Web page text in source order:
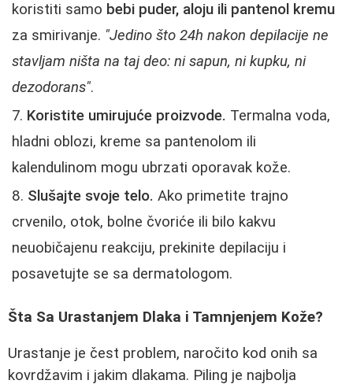
koristiti samo bebi puder, aloju ili pantenol kremu
za smirivanje. "Jedino što 24h nakon depilacije ne
stavljam ništa na taj deo: ni sapun, ni kupku, ni
dezodorans".
Koristite umirujuće proizvode. Termalna voda,
hladni oblozi, kreme sa pantenolom ili
kalendulinom mogu ubrzati oporavak kože.
Slušajte svoje telo. Ako primetite trajno
crvenilo, otok, bolne čvoriće ili bilo kakvu
neuobičajenu reakciju, prekinite depilaciju i
posavetujte se sa dermatologom.
Šta Sa Urastanjem Dlaka i Tamnjenjem Kože?
Urastanje je čest problem, naročito kod onih sa
kovrdžavim i jakim dlakama. Piling je najbolja